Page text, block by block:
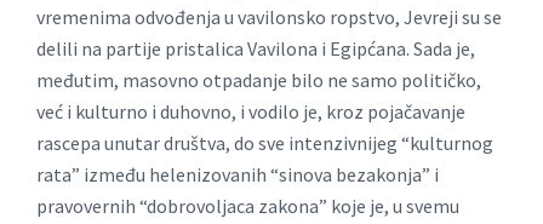
vremenima odvođenja u vavilonsko ropstvo, Jevreji su se
delili na partije pristalica Vavilona i Egipćana. Sada je,
međutim, masovno otpadanje bilo ne samo političko,
već i kulturno i duhovno, i vodilo je, kroz pojačavanje
rascepa unutar društva, do sve intenzivnijeg “kulturnog
rata” između helenizovanih “sinova bezakonja” i
pravovernih “dobrovoljaca zakona” koje je, u svemu